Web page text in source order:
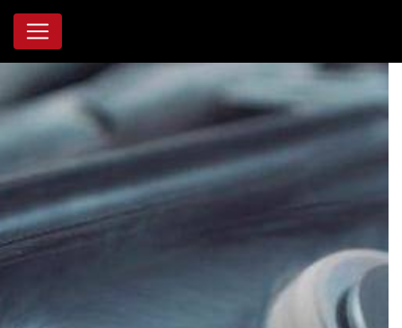
Panneau de gestion des cookies